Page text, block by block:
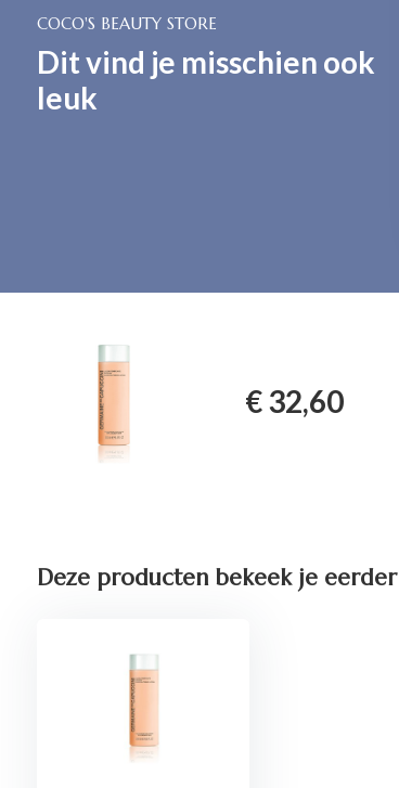
COCO'S BEAUTY STORE
Dit vind je misschien ook
leuk
Makeup Removal
Milk
€ 32,60
Deze producten bekeek je eerder